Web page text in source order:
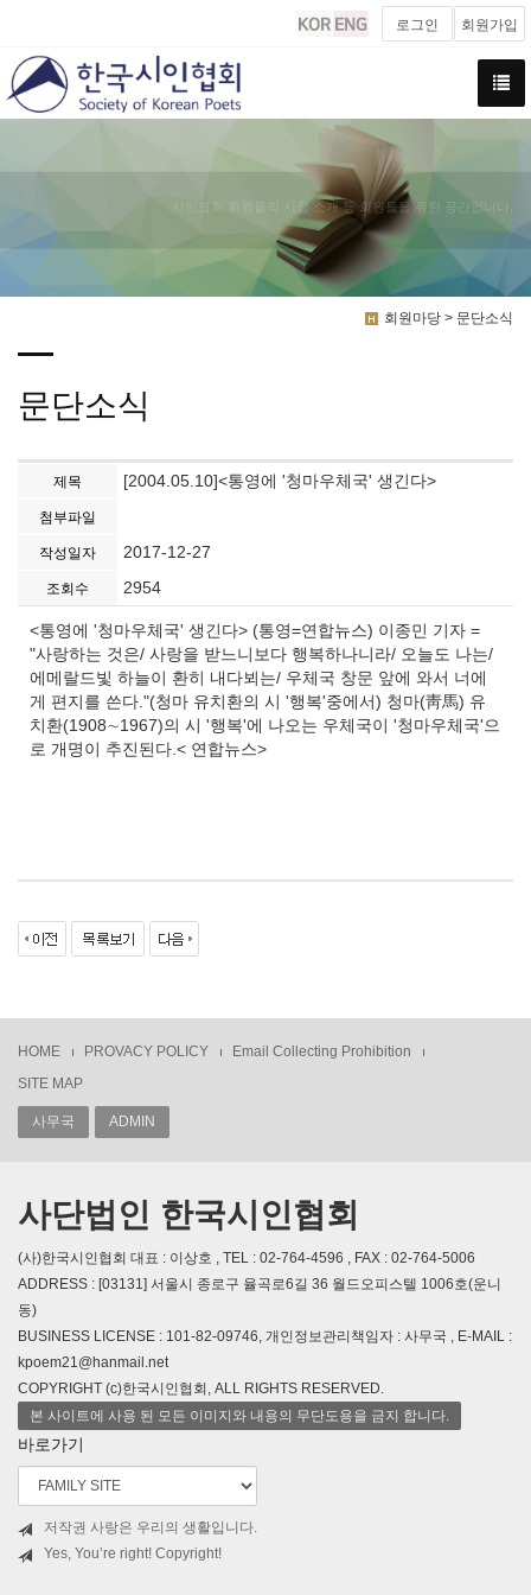
로그인 회원가입
시인협회 회원들의 시집 소개 등 회원들을 위한 공간입니다.
회원마당 > 문단소식
문단소식
제목 [2004.05.10]<통영에 '청마우체국' 생긴다>
첨부파일
작성일자 2017-12-27
조회수 2954
<통영에 '청마우체국' 생긴다> (통영=연합뉴스) 이종민 기자 =
"사랑하는 것은/ 사랑을 받느니보다 행복하나니라/ 오늘도 나는/
에메랄드빛 하늘이 환히 내다뵈는/ 우체국 창문 앞에 와서 너에
게 편지를 쓴다."(청마 유치환의 시 '행복'중에서) 청마(靑馬) 유
치환(1908∼1967)의 시 '행복'에 나오는 우체국이 '청마우체국'으
로 개명이 추진된다.< 연합뉴스>
HOME PROVACY POLICY
Email Collecting Prohibition
SITE MAP
사무국 ADMIN
사단법인 한국시인협회
(사)한국시인협회 대표 : 이상호 , TEL : 02-764-4596 , FAX : 02-764-5006
ADDRESS : [03131] 서울시 종로구 율곡로6길 36 월드오피스텔 1006호(운니
동)
BUSINESS LICENSE : 101-82-09746, 개인정보관리책임자 : 사무국 , E-MAIL :
kpoem21@hanmail.net
COPYRIGHT (c)한국시인협회, ALL RIGHTS RESERVED.
본 사이트에 사용 된 모든 이미지와 내용의 무단도용을 금지 합니다.
바로가기
저작권 사랑은 우리의 생활입니다.
Yes, You’re right! Copyright!